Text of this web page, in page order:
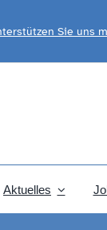
Sie uns
Aktuelles